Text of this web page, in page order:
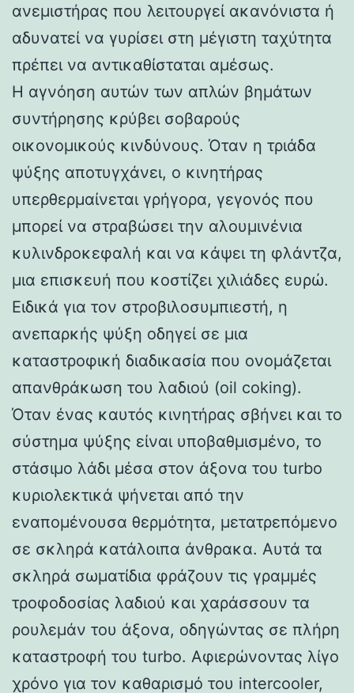
ανεμιστήρας που λειτουργεί ακανόνιστα ή
αδυνατεί να γυρίσει στη μέγιστη ταχύτητα
πρέπει να αντικαθίσταται αμέσως.
Η αγνόηση αυτών των απλών βημάτων
συντήρησης κρύβει σοβαρούς
οικονομικούς κινδύνους. Όταν η τριάδα
ψύξης αποτυγχάνει, ο κινητήρας
υπερθερμαίνεται γρήγορα, γεγονός που
μπορεί να στραβώσει την αλουμινένια
κυλινδροκεφαλή και να κάψει τη φλάντζα,
μια επισκευή που κοστίζει χιλιάδες ευρώ.
Ειδικά για τον στροβιλοσυμπιεστή, η
ανεπαρκής ψύξη οδηγεί σε μια
καταστροφική διαδικασία που ονομάζεται
απανθράκωση του λαδιού (oil coking).
Όταν ένας καυτός κινητήρας σβήνει και το
σύστημα ψύξης είναι υποβαθμισμένο, το
στάσιμο λάδι μέσα στον άξονα του turbo
κυριολεκτικά ψήνεται από την
εναπομένουσα θερμότητα, μετατρεπόμενο
σε σκληρά κατάλοιπα άνθρακα. Αυτά τα
σκληρά σωματίδια φράζουν τις γραμμές
τροφοδοσίας λαδιού και χαράσσουν τα
ρουλεμάν του άξονα, οδηγώντας σε πλήρη
καταστροφή του turbo. Αφιερώνοντας λίγο
χρόνο για τον καθαρισμό του intercooler,